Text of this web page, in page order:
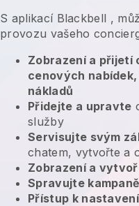
S aplikací Blackbell ,
provozu vašeho
Zobrazení a přijetí
cenových
nákladů
Přidejte a upravte
služby
Servisujte svým
chatem, vytvořte a
Zobrazení a
Spravujte
Přístup k